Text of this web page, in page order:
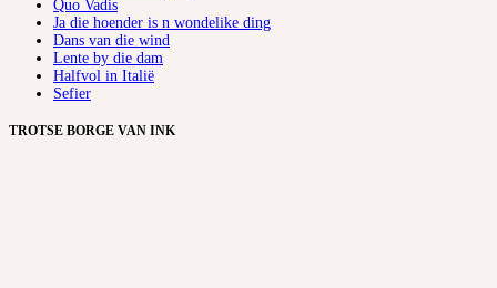
Quo Vadis
Ja die hoender is n wondelike ding
Dans van die wind
Lente by die dam
Halfvol in Italië
Sefier
TROTSE BORGE VAN INK